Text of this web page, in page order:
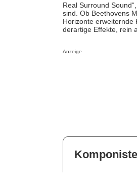
Real Surround
sind. Ob Beethovens
Horizonte erweiternde
derartige Effekte, rein
Anzeige